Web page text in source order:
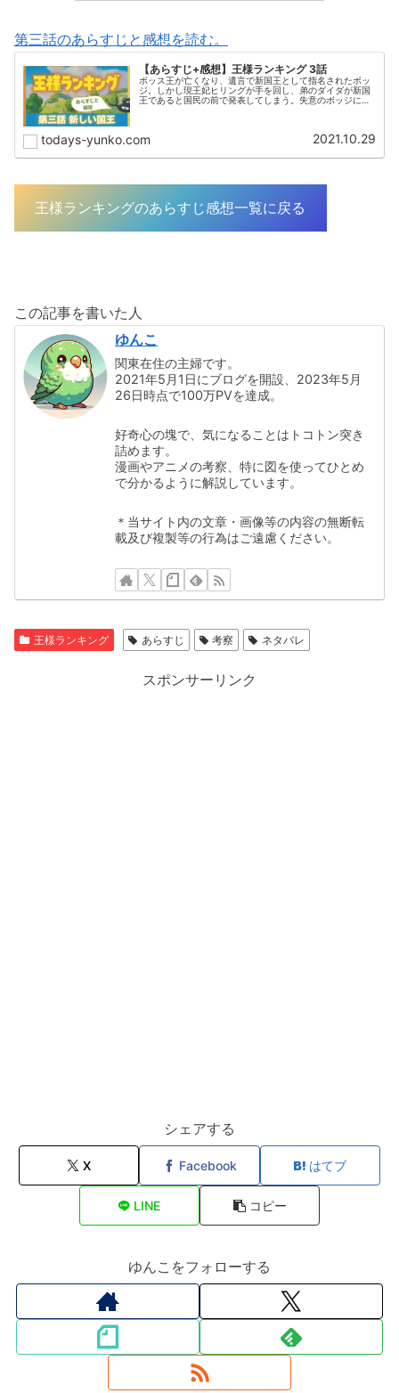
第三話のあらすじと感想を読む。
【あらすじ+感想】王様ランキング 3話
ボッス王が亡くなり、遺言で新国王として指名されたボッ
ジ。しかし現王妃ヒリングが手を回し、弟のダイダが新国
王であると国民の前で発表してしまう。失意のボッジに追
todays-yunko.com 2021.10.29
王様ランキングのあらすじ感想一覧に戻る
この記事を書いた人
ゆんこ
関東在住の主婦です。
2021年5月1日にブログを開設、2023年5月
26日時点で100万PVを達成。
好奇心の塊で、気になることはトコトン突き
詰めます。
漫画やアニメの考察、特に図を使ってひとめ
で分かるように解説しています。
＊当サイト内の文章・画像等の内容の無断転
載及び複製等の行為はご遠慮ください。
王様ランキング あらすじ 考察 ネタバレ
スポンサーリンク
シェアする
X Facebook はてブ
LINE コピー
ゆんこをフォローする